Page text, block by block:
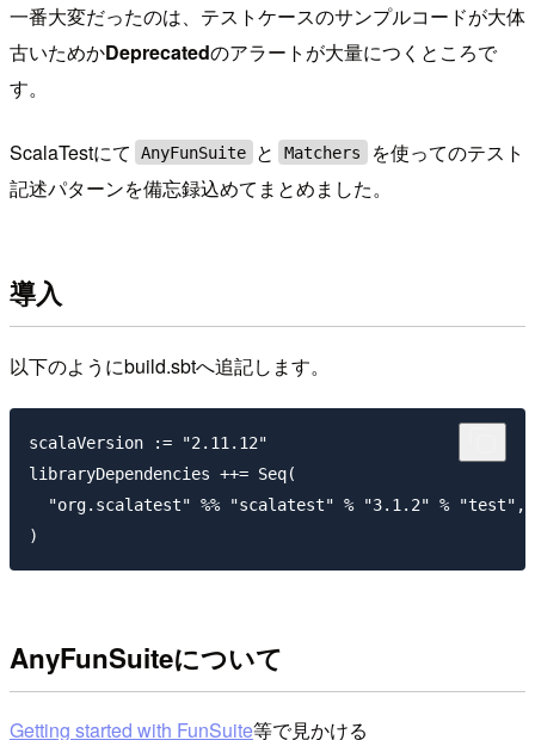
一番大変だったのは、テストケースのサンプルコードが大体
古いためかDeprecatedのアラートが大量につくところで
す。
ScalaTestにて AnyFunSuite と Matchers
を使ってのテスト
記述パターンを備忘録込めてまとめました。
導入
以下のようにbuild.sbtへ追記します。
scalaVersion := "2.11.12"
libraryDependencies ++= Seq(
  "org.scalatest" %% "scalatest" % "3.1.2" % "test",
AnyFunSuiteについて
Getting started with FunSuite等で見かける